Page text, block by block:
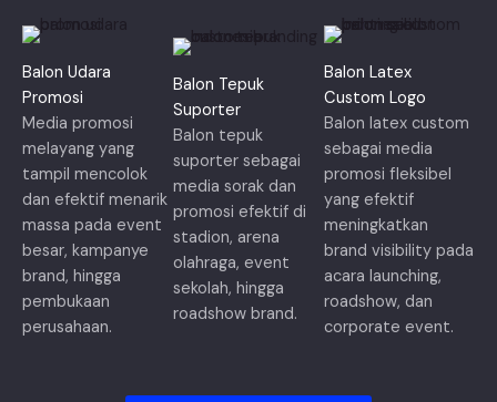
Balon Udara
Promosi
Media promosi
melayang yang
tampil mencolok
dan efektif menarik
massa pada event
besar, kampanye
brand, hingga
pembukaan
perusahaan.
Balon Tepuk
Suporter
Balon tepuk
suporter sebagai
media sorak dan
promosi efektif di
stadion, arena
olahraga, event
sekolah, hingga
roadshow brand.
Balon Latex
Custom Logo
Balon latex custom
sebagai media
promosi fleksibel
yang efektif
meningkatkan
brand visibility pada
acara launching,
roadshow, dan
corporate event.